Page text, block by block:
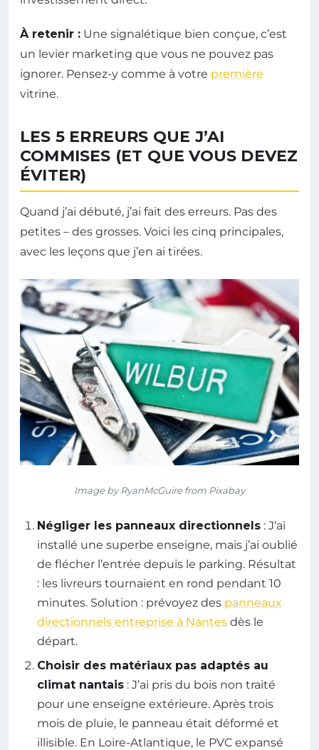
À retenir : Une signalétique bien conçue, c’est
un levier marketing que vous ne pouvez pas
ignorer. Pensez-y comme à votre première
vitrine.
LES 5 ERREURS QUE J’AI
COMMISES (ET QUE VOUS DEVEZ
ÉVITER)
Quand j’ai débuté, j’ai fait des erreurs. Pas des
petites – des grosses. Voici les cinq principales,
avec les leçons que j’en ai tirées.
Image by RyanMcGuire from Pixabay
Négliger les panneaux directionnels : J’ai
installé une superbe enseigne, mais j’ai oublié
de flécher l’entrée depuis le parking. Résultat
: les livreurs tournaient en rond pendant 10
minutes. Solution : prévoyez des panneaux
directionnels entreprise à Nantes dès le
départ.
Choisir des matériaux pas adaptés au
climat nantais : J’ai pris du bois non traité
pour une enseigne extérieure. Après trois
mois de pluie, le panneau était déformé et
illisible. En Loire-Atlantique, le PVC expansé